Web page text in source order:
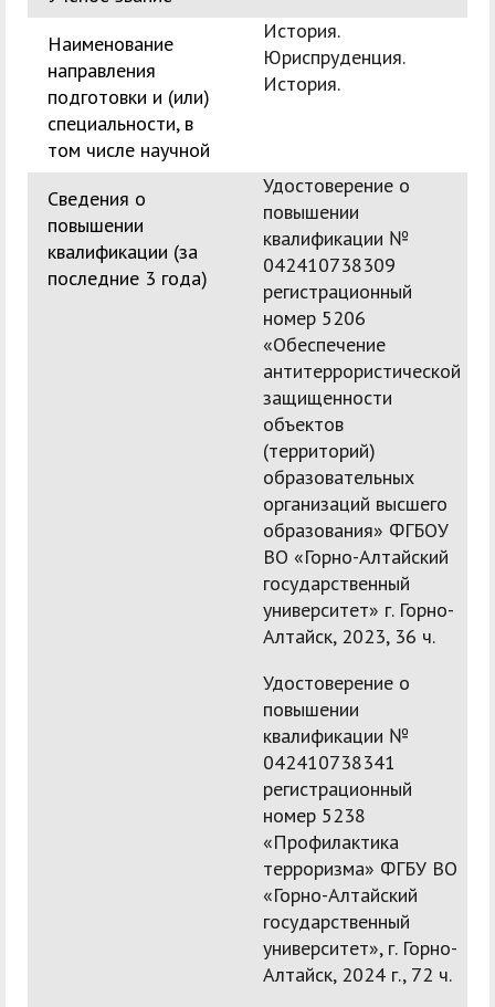
Наименование
направления
подготовки и (или)
специальности, в
том числе научной
История.
Юриспруденция.
История.
Сведения о
повышении
квалификации (за
последние 3 года)
Удостоверение о
повышении
квалификации №
042410738309
регистрационный
номер 5206
«Обеспечение
антитеррористической
защищенности
объектов
(территорий)
образовательных
организаций высшего
образования» ФГБОУ
ВО «Горно-Алтайский
государственный
университет» г. Горно-
Алтайск, 2023, 36 ч.
Удостоверение о
повышении
квалификации №
042410738341
регистрационный
номер 5238
«Профилактика
терроризма» ФГБУ ВО
«Горно-Алтайский
государственный
университет», г. Горно-
Алтайск, 2024 г., 72 ч.